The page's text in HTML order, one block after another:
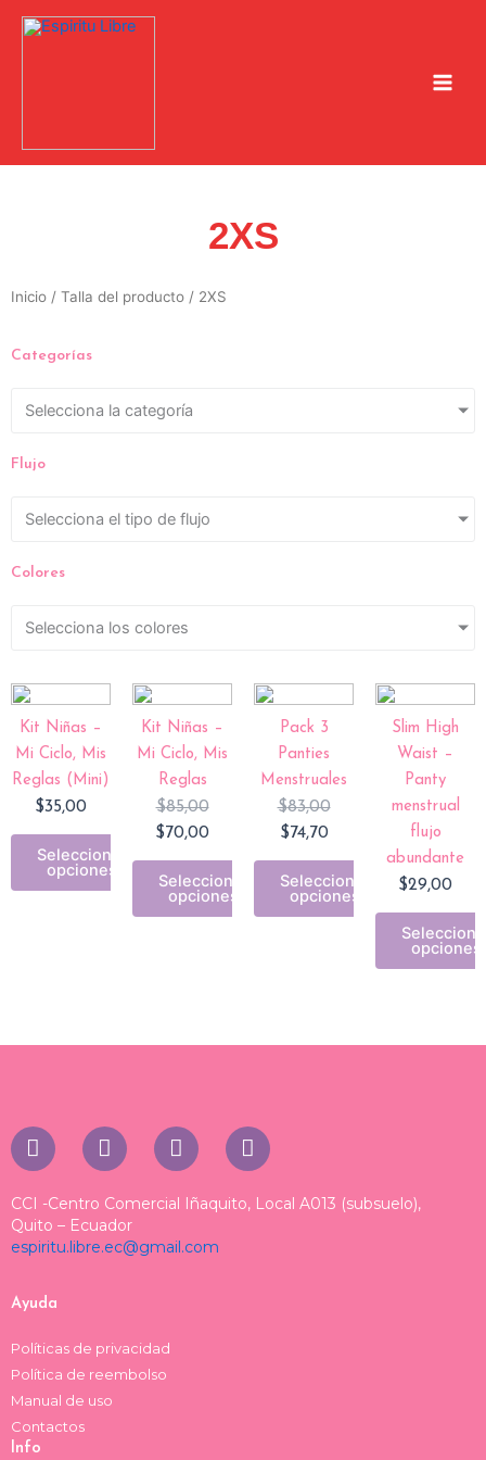
2XS
Inicio / Talla del producto / 2XS
Categorías
Selecciona la categoría
Flujo
Selecciona el tipo de flujo
Colores
Selecciona los colores
Kit Niñas –
Mi Ciclo, Mis
Reglas (Mini)
$35,00
Seleccionar
opciones
Kit Niñas –
Mi Ciclo, Mis
Reglas
$85,00
Original
was:
$85,00.
$70,00
Current
is:
$70,00.
Seleccionar
opciones
Pack 3
Panties
Menstruales
$83,00
Original
$83,00.
$74,70
Current
price
is:
$74,70.
Seleccionar
opciones
Slim High
Waist –
Panty
menstrual
flujo
abundante
$29,00
opciones
I
n
t
a
g
a
T
i
t
o
k
T
h
e
d
F
a
e
CCI -Centro Comercial Iñaquito, Local A013 (subsuelo),
Quito – Ecuador
espiritu.libre.ec@gmail.com
Ayuda
Políticas de privacidad
Política de reembolso
Manual de uso
Contactos
Info